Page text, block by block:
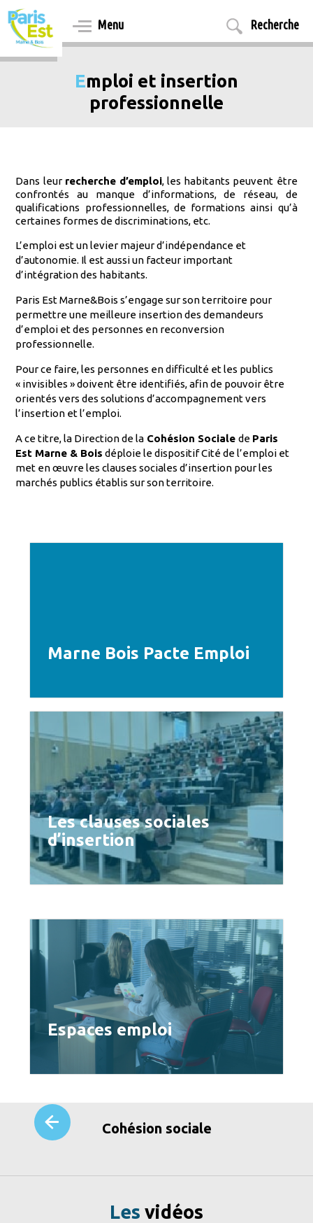
Aller
au
contenu
principal
Menu Recherche
Emploi et insertion
professionnelle
Dans leur recherche d’emploi, les habitants peuvent être
confrontés au manque d’informations, de réseau, de
qualifications professionnelles, de formations ainsi qu’à
certaines formes de discriminations, etc.
L’emploi est un levier majeur d’indépendance et
d’autonomie. Il est aussi un facteur important
d’intégration des habitants.
Paris Est Marne&Bois s’engage sur son territoire pour
permettre une meilleure insertion des demandeurs
d’emploi et des personnes en reconversion
professionnelle.
Pour ce faire, les personnes en difficulté et les publics
« invisibles » doivent être identifiés, afin de pouvoir être
orientés vers des solutions d’accompagnement vers
l’insertion et l’emploi.
A ce titre, la Direction de la Cohésion Socialede Paris
Est Marne & Bois déploie le dispositif Cité de l’emploi et
met en œuvre les clauses sociales d’insertion pour les
marchés publics établis sur son territoire.
Marne Bois Pacte Emploi
Les clauses sociales
d’insertion
Espaces emploi
Cohésion sociale
Les vidéos